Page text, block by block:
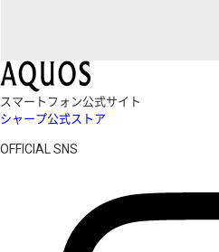
スマートフォン公式サイト
シャープ公式ストア
OFFICIAL SNS